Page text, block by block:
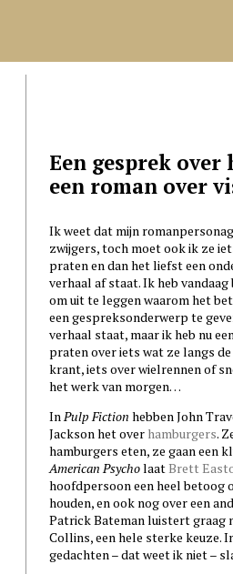
Een gesprek
een roman over
Ik weet dat mijn
zwijgers, toch moet ook ik ze
praten en dan het liefst een
verhaal af staat. Ik heb
om uit te leggen waarom het
een gespreksonderwerp te
verhaal staat, maar ik heb nu
praten over iets wat ze langs de
krant, iets over wielrennen of
het werk van morgen…
In Pulp Fiction hebben John
Jackson het over hamburgers.
hamburgers eten, ze gaan een
American PsycholaatBrett
hoofdpersoon een heel betoog
houden, en ook nog over een
Patrick Bateman luistert graag
Collins, een hele sterke keuze.
gedachten – dat weet ik niet –